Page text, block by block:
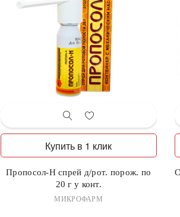
Купить в 1 клик
Пропосол-Н спрей д/рот. порож. по
20 г у конт.
МИКРОФАРМ